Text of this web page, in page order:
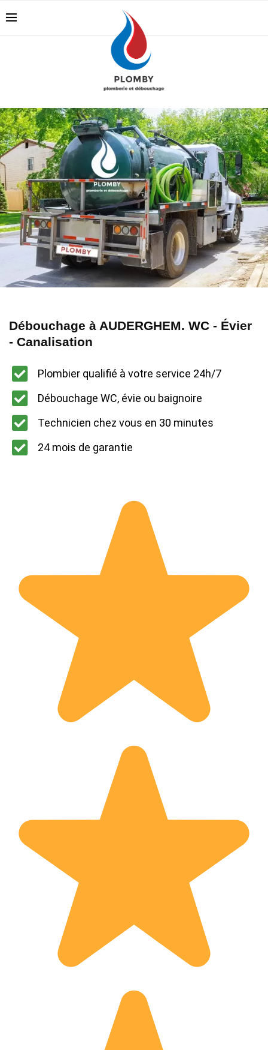
Débouchage à AUDERGHEM. WC - Évier
- Canalisation
Plombier qualifié à votre service 24h/7
Débouchage WC, évie ou baignoire
Technicien chez vous en 30 minutes
24 mois de garantie